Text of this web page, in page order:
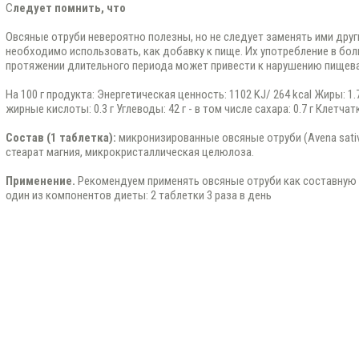
Следует помнить, что
Овсяные отруби невероятно полезны, но не следует заменять ими
необходимо использовать, как добавку к пище. Их употребление в
протяжении длительного периода может привести к нарушению
На 100 г продукта: Энергетическая ценность: 1102 KJ/ 264 kcal Жиры:
жирные кислоты: 0.3 г Углеводы: 42 г - в том числе сахара: 0.7 г
Состав (1 таблетка): микронизированные овсяные отруби (Avena
стеарат магния, микрокристаллическая целюлоза.
Применение. Рекомендуем применять овсяные отруби как составную
один из компонентов диеты: 2 таблетки 3 раза в день